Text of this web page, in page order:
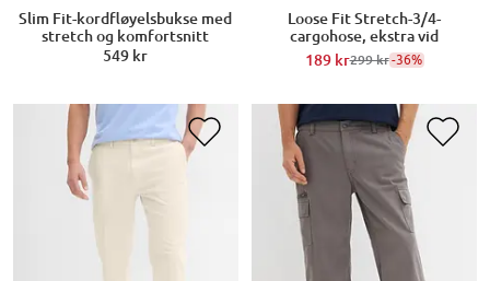
Slim Fit-kordfløyelsbukse med
stretch og komfortsnitt
549 kr
Loose Fit Stretch-3/4-
cargohose, ekstra vid
189 kr299 kr-36%